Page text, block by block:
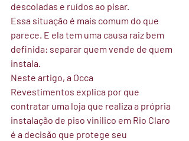
descoladas e ruídos ao pisar.
Essa situação é mais comum do que
parece. E ela tem uma causa raiz bem
definida: separar quem vende de quem
instala.
Neste artigo, a Occa
Revestimentos explica por que
contratar uma loja que realiza a própria
instalação de piso vinílico em Rio Claro
é a decisão que protege seu